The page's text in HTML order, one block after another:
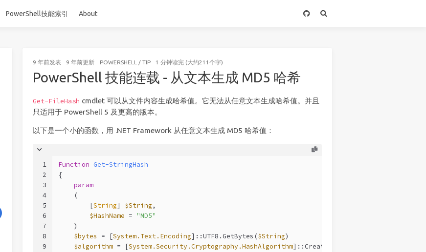
PowerShell技能索引 About
9 年前发表 9 年前更新 POWERSHELL / TIP 1 分钟读完 (大约211个字)
PowerShell 技能连载 - 从文本生成 MD5 哈希
Get-FileHash cmdlet 可以从文件内容生成哈希值。它无法从任意文本生成哈希值。并且
只适用于 PowerShell 5 及更高的版本。
以下是一个小的函数，用 .NET Framework 从任意文本生成 MD5 哈希值：
1
2
3
4
5
6
7
8
9
Function Get-StringHash
{
param
    (
        [
String] $String,
$HashName = "MD5"
    )
$bytes = [System.Text.Encoding]::UTF8.GetBytes($String)
$algorithm = [System.Security.Cryptography.HashAlgorithm]::Create(